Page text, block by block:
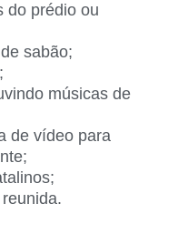
do prédio ou
sabão;
músicas de
de vídeo para